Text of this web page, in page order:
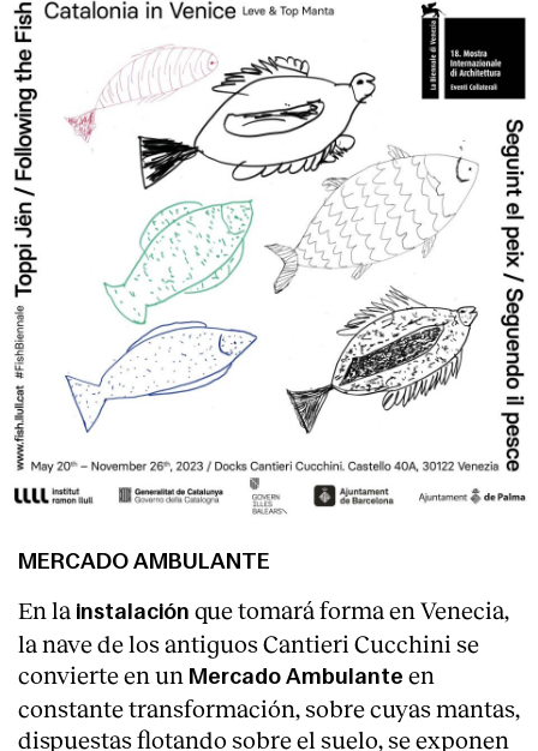
MERCADO AMBULANTE
En la instalación que tomará forma en Venecia,
la nave de los antiguos Cantieri Cucchini se
convierte en un Mercado Ambulante en
constante transformación, sobre cuyas mantas,
dispuestas flotando sobre el suelo, se exponen